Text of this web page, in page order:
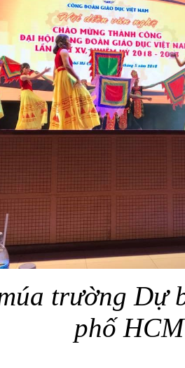
trường Dự
phố HCM